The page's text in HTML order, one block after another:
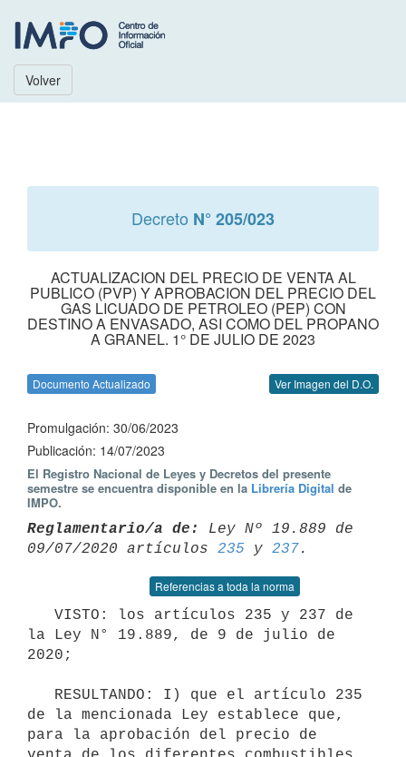
Volver
Decreto N° 205/023
ACTUALIZACION DEL PRECIO DE VENTA AL
PUBLICO (PVP) Y APROBACION DEL PRECIO DEL
GAS LICUADO DE PETROLEO (PEP) CON
DESTINO A ENVASADO, ASI COMO DEL PROPANO
A GRANEL. 1° DE JULIO DE 2023
Documento Actualizado Ver Imagen del D.O.
Promulgación: 30/06/2023
Publicación: 14/07/2023
El Registro Nacional de Leyes y Decretos del presente
semestre se encuentra disponible en la Librería Digital de
IMPO.
Reglamentario/a de:
Ley Nº 19.889 de
09/07/2020 artículos 235 y 237
Referencias a toda la norma
la Ley N° 19.889, de 9 de julio de
2020;
de la mencionada Ley establece que,
para la aprobación del precio de